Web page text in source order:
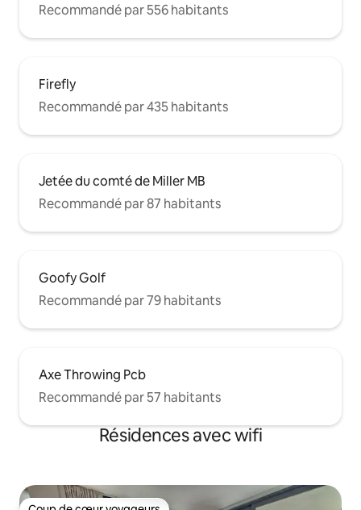
Recommandé par 556 habitants
Firefly
Recommandé par 435 habitants
Jetée du comté de Miller MB
Recommandé par 87 habitants
Goofy Golf
Recommandé par 79 habitants
Axe Throwing Pcb
Recommandé par 57 habitants
Résidences avec wifi